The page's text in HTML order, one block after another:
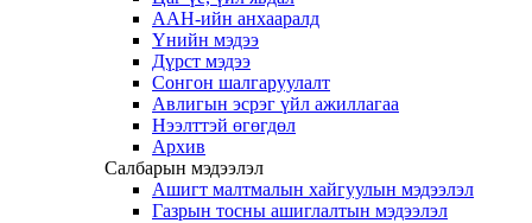
ААН-ийн анхааралд
Үнийн мэдээ
Дүрст мэдээ
Сонгон шалгаруулалт
Авлигын эсрэг үйл ажиллагаа
Нээлттэй өгөгдөл
Архив
Салбарын мэдээлэл
Ашигт малтмалын хайгуулын мэдээлэл
Газрын тосны ашиглалтын мэдээлэл